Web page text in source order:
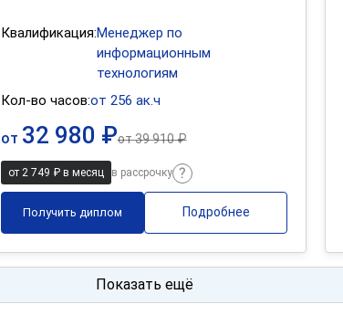
Квалификация:Менеджер по
информационным
технологиям
Кол-во часов:от 256 ак.ч
от 32 980 ₽от39 910 ₽
от 2 749 ₽ в месяц в рассрочку
Получить диплом Подробнее
Показать ещё